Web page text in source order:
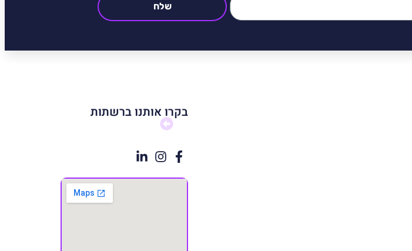
שלח
בקרו אותנו ברשתות